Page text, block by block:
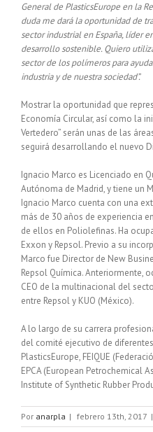
General de PlasticsEurope en la
duda me dará la oportunidad de
sector industrial en España, líder
desarrollo sostenible. Quiero
sector de los polímeros para
industria y de nuestra sociedad”.
Mostrar la oportunidad que
Economía Circular, así como la
Vertedero” serán unas de las
seguirá desarrollando el nuevo
Ignacio Marco es Licenciado en
Autónoma de Madrid, y tiene un
Ignacio Marco cuenta con una
más de 30 años de experiencia
de ellos en Poliolefinas. Ha
Exxon y Repsol. Previo a su
Marco fue Director de New
Repsol Química. Anteriormente,
CEO de la multinacional del
entre Repsol y KUO (México).
A lo largo de su carrera
del comité ejecutivo de
PlasticsEurope, FEIQUE
EPCA (European Petrochemical
Institute of Synthetic Rubber
Por anarpla | febrero 13th, 2017 |